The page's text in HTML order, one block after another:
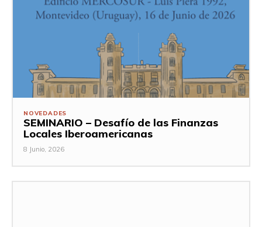
NOVEDADES
SEMINARIO – Desafío de las Finanzas
Locales Iberoamericanas
8 Junio, 2026